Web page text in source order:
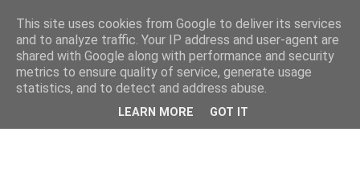
This site uses cookies from Google to deliver its services
and to analyze traffic. Your IP address and user-agent are
shared with Google along with performance and security
metrics to ensure quality of service, generate usage
statistics, and to detect and address abuse.
LEARN MORE GOT IT